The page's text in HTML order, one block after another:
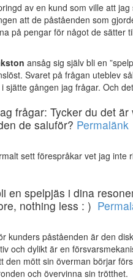
av en kund som ville att
att de påståenden som
på pengar för något de sätter
ansåg sig själv bli en
Svaret på frågan uteblev
gången jag frågar. Och
frågar: Tycker du det
de saluför? Permalänk
sett förespråkar vet jag
en spelpjäs i dina
nothing less : )
kunders påståenden är den
och dylikt är en
den mött sin överman börjar
och övervinna sin trötthet.